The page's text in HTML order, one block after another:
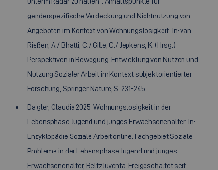
genderspezifische Verdeckung und Nichtnutzung von
Angeboten im Kontext von Wohnungslosigkeit. In: van
Rießen, A./ Bhatti, C./ Gille, C./ Jepkens, K. (Hrsg.)
Perspektiven in Bewegung. Entwicklung von Nutzen und
Nutzung Sozialer Arbeit im Kontext subjektorientierter
Forschung, Springer Nature, S. 231-245.
Daigler, Claudia 2025. Wohnungslosigkeit in der
Lebensphase Jugend und junges Erwachsenenalter. In:
Enzyklopädie Soziale Arbeit online. Fachgebiet Soziale
Probleme in der Lebensphase Jugend und junges
Erwachsenenalter, BeltzJuventa. Freigeschaltet seit